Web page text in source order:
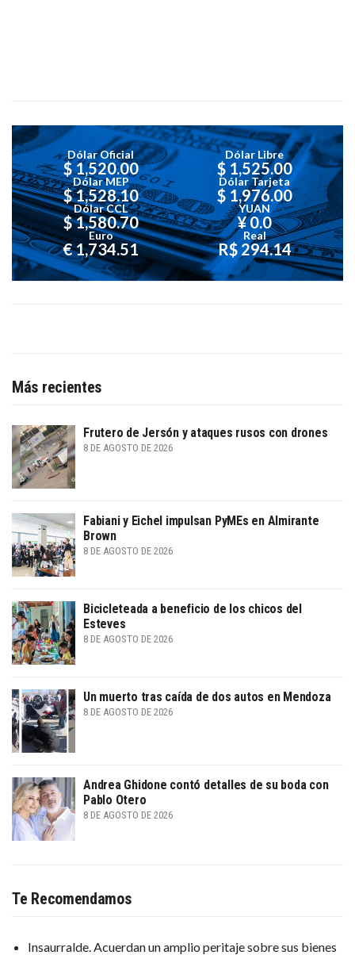
Dólar Oficial
$ 1,520.00
Dólar Libre
$ 1,525.00
Dólar MEP
$ 1,528.10
Dólar Tarjeta
$ 1,976.00
Dólar CCL
$ 1,580.70
YUAN
¥ 0.0
Euro
€ 1,734.51
Real
R$ 294.14
Más recientes
Frutero de Jersón y ataques rusos con drones
8 DE AGOSTO DE 2026
Fabiani y Eichel impulsan PyMEs en Almirante
Brown
8 DE AGOSTO DE 2026
Bicicleteada a beneficio de los chicos del
Esteves
8 DE AGOSTO DE 2026
Un muerto tras caída de dos autos en Mendoza
8 DE AGOSTO DE 2026
Andrea Ghidone contó detalles de su boda con
Pablo Otero
8 DE AGOSTO DE 2026
Te Recomendamos
Insaurralde. Acuerdan un amplio peritaje sobre sus bienes